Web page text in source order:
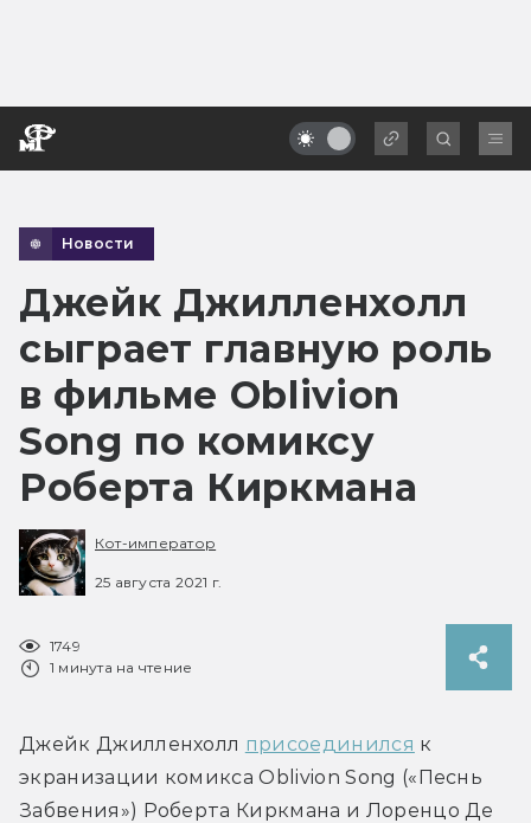
Новости
Джейк Джилленхолл
сыграет главную роль
в фильме Oblivion
Song по комиксу
Роберта Киркмана
Кот-император
25 августа 2021 г.
1749
1 минута на чтение
Джейк Джилленхолл присоединился к
экранизации комикса Oblivion Song («Песнь
Забвения») Роберта Киркмана и Лоренцо Де